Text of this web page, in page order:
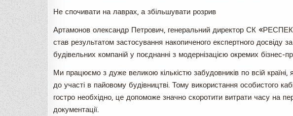
Не спочивати на лаврах, а збільшувати розрив
Артамонов олександр Петрович, генеральний директор СК
став результатом застосування накопиченого експертного досвіду
будівельних компаній у поєднанні з модернізацією окремих бізнес-
Ми працюємо з дуже великою кількістю забудовників по всій
до участі в пайовому будівництві. Тому використання особистого
гостро необхідно, це допоможе значно скоротити витрати часу на
документації.